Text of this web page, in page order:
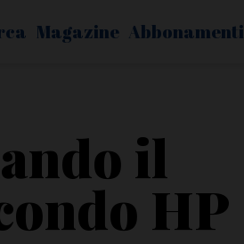
Magazine Abbonamenti
il
HP